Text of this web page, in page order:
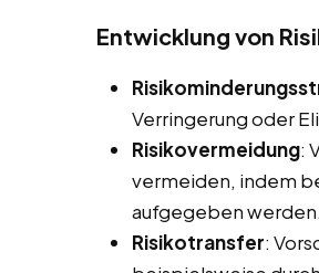
Entwicklung von
Verringerung oder
Risikovermeidung:
vermeiden, indem
aufgegeben werden.
Risikotransfer: